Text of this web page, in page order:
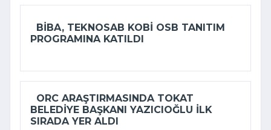
BIBA, TEKNOSAB KOBİ OSB TANITIM
PROGRAMINA KATILDI
ORC ARAŞTIRMASINDA TOKAT
BELEDIYE BAŞKANI YAZICIOĞLU ILK
SIRADA YER ALDI